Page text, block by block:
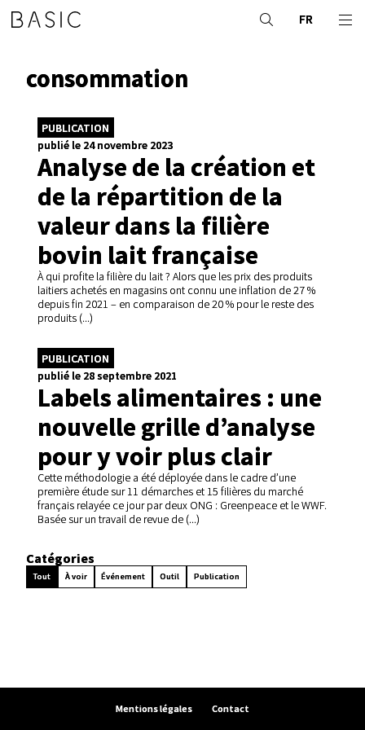
FR
consommation
PUBLICATION
publié le 24 novembre 2023
Analyse de la création et
de la répartition de la
valeur dans la filière
bovin lait française
À qui profite la filière du lait ? Alors que les prix des produits
laitiers achetés en magasins ont connu une inflation de 27 %
depuis fin 2021 – en comparaison de 20 % pour le reste des
produits (...)
PUBLICATION
publié le 28 septembre 2021
Labels alimentaires : une
nouvelle grille d’analyse
pour y voir plus clair
Cette méthodologie a été déployée dans le cadre d’une
première étude sur 11 démarches et 15 filières du marché
français relayée ce jour par deux ONG : Greenpeace et le WWF.
Basée sur un travail de revue de (...)
Catégories
Tout À voir Événement Outil Publication
Mentions légales Contact